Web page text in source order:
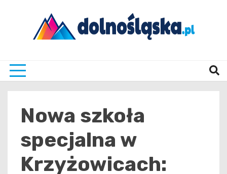
Nowa szkoła
specjalna w
Krzyżowicach: